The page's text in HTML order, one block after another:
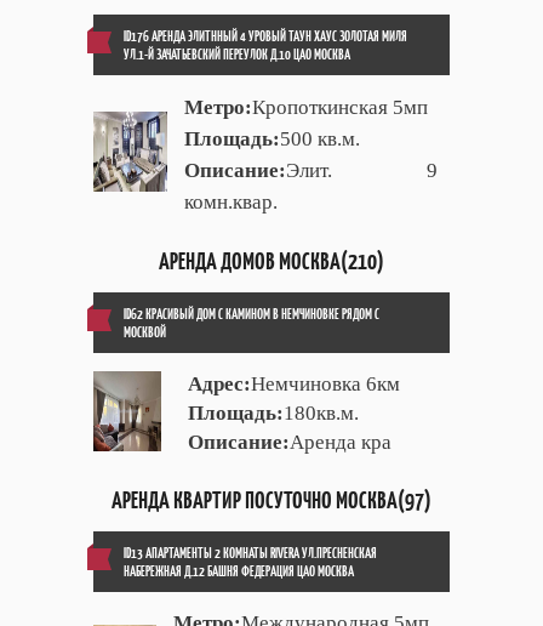
ID176 АРЕНДА ЭЛИТННЫЙ 4 УРОВЫЙ ТАУН ХАУС ЗОЛОТАЯ МИЛЯ
УЛ.1-Й ЗАЧАТЬЕВСКИЙ ПЕРЕУЛОК Д.10 ЦАО МОСКВА
Метро:Кропоткинская 5мп
Площадь:500 кв.м.
Описание:Элит. 9
комн.квар.
АРЕНДА ДОМОВ МОСКВА(210)
ID62 КРАСИВЫЙ ДОМ С КАМИНОМ В НЕМЧИНОВКЕ РЯДОМ С
МОСКВОЙ
Адрес:Немчиновка 6км
Площадь:180кв.м.
Описание:Аренда кра
АРЕНДА КВАРТИР ПОСУТОЧНО МОСКВА(97)
ID13 АПАРТАМЕНТЫ 2 КОМНАТЫ RIVERA УЛ.ПРЕСНЕНСКАЯ
НАБЕРЕЖНАЯ Д.12 БАШНЯ ФЕДЕРАЦИЯ ЦАО МОСКВА